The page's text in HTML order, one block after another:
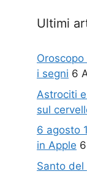
Ultimi
i segni 6
Astrociti
sul
6 agosto
in Apple
Santo